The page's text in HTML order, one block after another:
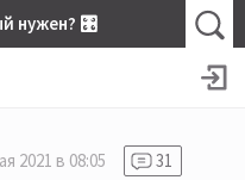
нужен? 🎛
2021 в 08:05 31